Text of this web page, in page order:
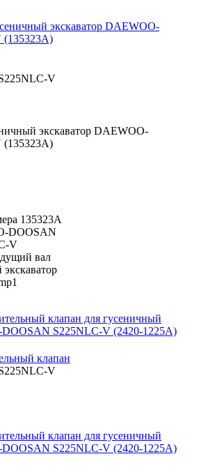
V
экскаватор DAEWOO-
135323A
DOOSAN
V
вал
клапан
V